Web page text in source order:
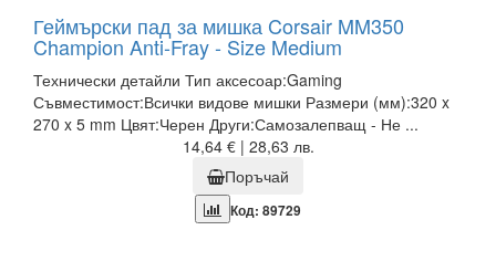
Геймърски пад за мишка Corsair MM350
Champion Anti-Fray - Size Medium
Технически детайли Тип аксесоар:Gaming
Съвместимост:Всички видове мишки Размери (мм):320 x
270 x 5 mm Цвят:Черен Други:Самозалепващ - Не ...
14,64 € | 28,63 лв.
Поръчай
Код: 89729